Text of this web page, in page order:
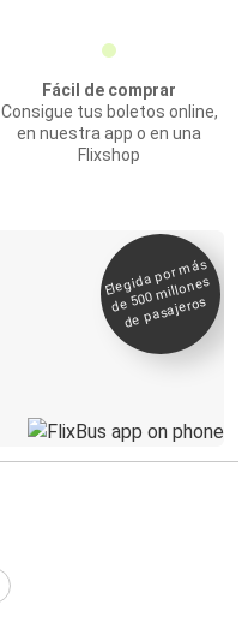
Fácil de comprar
Consigue tus boletos online,
en nuestra app o en una
Flixshop
Elegida por
más
de 500
millones
de pasajeros